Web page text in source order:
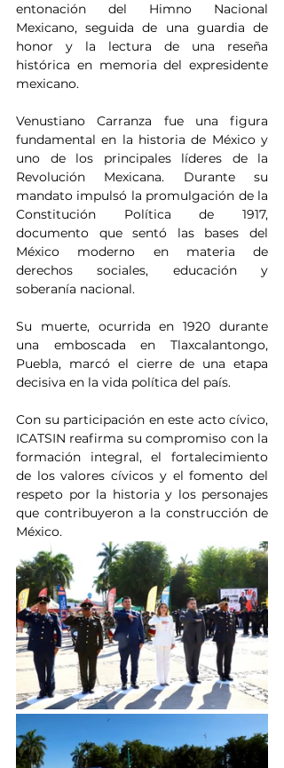
entonación del Himno Nacional
Mexicano, seguida de una guardia de
honor y la lectura de una reseña
histórica en memoria del expresidente
mexicano.
Venustiano Carranza fue una figura
fundamental en la historia de México y
uno de los principales líderes de la
Revolución Mexicana. Durante su
mandato impulsó la promulgación de la
Constitución Política de 1917,
documento que sentó las bases del
México moderno en materia de
derechos sociales, educación y
soberanía nacional.
Su muerte, ocurrida en 1920 durante
una emboscada en Tlaxcalantongo,
Puebla, marcó el cierre de una etapa
decisiva en la vida política del país.
Con su participación en este acto cívico,
ICATSIN reafirma su compromiso con la
formación integral, el fortalecimiento
de los valores cívicos y el fomento del
respeto por la historia y los personajes
que contribuyeron a la construcción de
México.